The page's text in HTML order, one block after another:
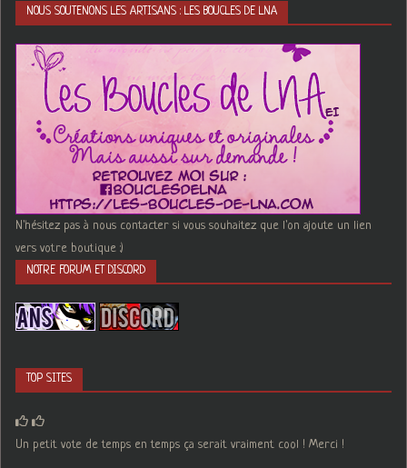
NOUS SOUTENONS LES ARTISANS : LES BOUCLES DE LNA
N'hésitez pas à nous contacter si vous souhaitez que l'on ajoute un lien
vers votre boutique :)
NOTRE FORUM ET DISCORD
TOP SITES
Un petit vote de temps en temps ça serait vraiment cool ! Merci !